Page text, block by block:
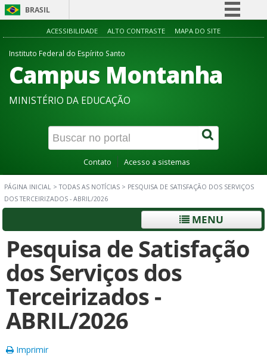
BRASIL
Simplifique!
Participe
Acesso à informação
Canais
ACESSIBILIDADE ALTO CONTRASTE MAPA DO SITE
Instituto Federal do Espírito Santo
Campus Montanha
MINISTÉRIO DA EDUCAÇÃO
Contato Acesso a sistemas
PÁGINA INICIAL >TODAS AS NOTÍCIAS > PESQUISA DE SATISFAÇÃO DOS SERVIÇOS
DOS TERCEIRIZADOS - ABRIL/2026
MENU
Pesquisa de Satisfação
dos Serviços dos
Terceirizados -
ABRIL/2026
Imprimir